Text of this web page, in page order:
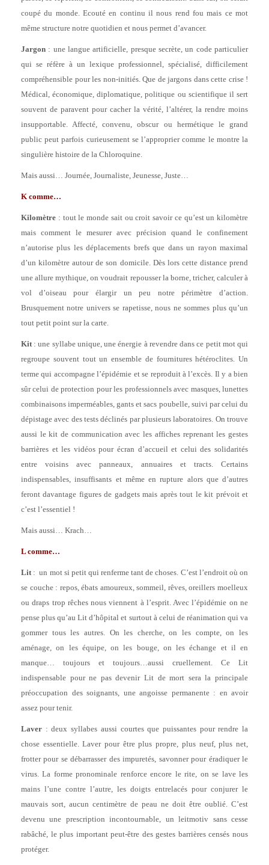
coupé du monde. Ecouté en continu il nous rend fou mais ce mot
même structure notre quotidien et nous permet d’avancer.
Jargon : une langue artificielle, presque secrète, un code particulier
qui se réfère à un lexique professionnel, spécialisé, difficilement
compréhensible pour les non-initiés. Que de jargons dans cette crise !
Médical, économique, diplomatique, politique ou scientifique il sert
souvent de paravent pour cacher la vérité, l’altérer, la rendre moins
insupportable. Affecté, convenu, obscur ou hermétique le grand
public peut parfois curieusement se l’approprier comme le montre la
singulière histoire de la Chloroquine.
Mais aussi… Journée, Journaliste, Jeunesse, Juste…
K comme…
Kilomètre : tout le monde sait ou croit savoir ce qu’est un kilomètre
mais comment le mesurer avec précision quand le confinement
n’autorise plus les déplacements brefs que dans un rayon maximal
d’un kilomètre autour de son domicile. Dès lors cette distance prend
une allure mythique, on voudrait repousser la borne, tricher, calculer à
vol d’oiseau pour élargir un peu notre périmètre d’action.
Brusquement notre univers se rapetisse, nous ne sommes plus qu’un
tout petit point sur la carte.
Kit: une syllabe unique, une énergie à revendre dans ce petit mot qui
regroupe souvent tout un ensemble de fournitures hétéroclites. Un
terme qui accompagne l’épidémie et se reproduit à l’excès. Il y a bien
sûr celui de protection pour les professionnels avec masques, lunettes
combinaisons imperméables, gants et sacs poubelle, suivi par celui du
dépistage avec des tests déclinés par plusieurs laboratoires. On trouve
aussi le kit de communication avec les affiches reprenant les gestes
barrières et les vidéos pour écran d’accueil et celui des solidarités
entre voisins avec panneaux, annuaires et tracts. Certains
indispensables, insuffisants et même en rupture alors que d’autres
feront davantage figures de gadgets mais après tout le kit prévoit et
c’est l’essentiel !
Mais aussi… Krach…
L comme…
Lit : un mot si petit qui renferme tant de choses. C’est l’endroit où on
se couche : repos, ébats amoureux, sommeil, rêves, oreillers moelleux
ou draps trop rêches nous viennent à l’esprit. Avec l’épidémie on ne
pense plus qu’au Lit d’hôpital et surtout à celui de réanimation qui va
gommer tous les autres. On les cherche, on les compte, on les
aménage, on les équipe, on les bouge, on les échange et il en
manque… toujours et toujours…aussi cruellement. Ce Lit
indispensable pour ne pas devenir Lit de mort sera la principale
préoccupation des soignants, une angoisse permanente : en avoir
assez pour tenir.
Laver : deux syllabes aussi courtes que puissantes pour rendre la
chose essentielle. Laver pour être plus propre, plus neuf, plus net,
frotter pour se débarrasser des impuretés, savonner pour éradiquer le
virus. La forme pronominale renforce encore le rite, on se lave les
mains l’une contre l’autre, les doigts entrelacés pour conjurer le
mauvais sort, aucun centimètre de peau ne doit être oublié. C’est
devenu une prescription incontournable, un leitmotiv sans cesse
rabâché, le plus important peut-être des gestes barrières censés nous
protéger.